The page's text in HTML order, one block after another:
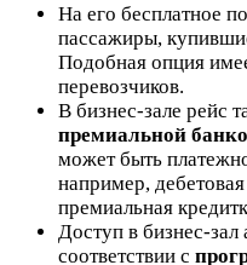
На его бесплатное
пассажиры,
Подобная опция
перевозчиков.
В бизнес-зале рейс
премиальной
может быть
например,
премиальная
Доступ в бизнес-
соответствии с